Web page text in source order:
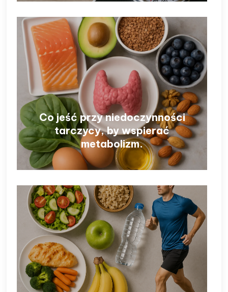
Co jeść przy niedoczynności
tarczycy, by wspierać
metabolizm.